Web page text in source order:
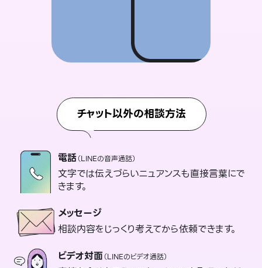
チャット以外の相談方法
電話（LINEの音声通話）
文字では伝えづらいニュアンスも直接言葉にで
きます。
メッセージ
相談内容をじっくり考えてから依頼できます。
ビデオ対面（LINEのビデオ通話）